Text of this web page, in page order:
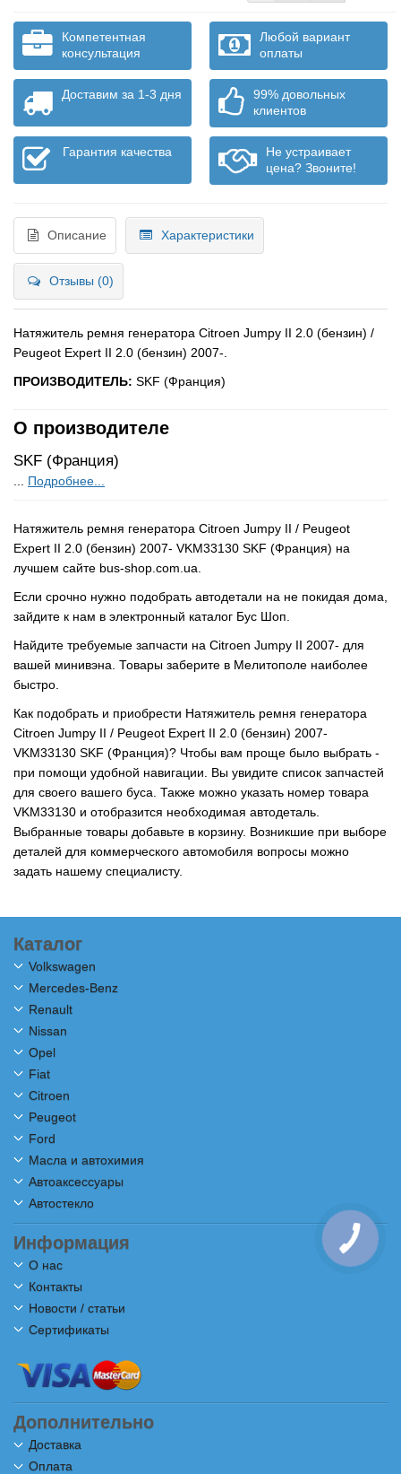
Компетентная
консультация
Любой вариант
оплаты
Доставим за 1-3 дня
99% довольных
клиентов
Гарантия качества
Не устраивает
цена? Звоните!
Описание Характеристики
Отзывы (0)
Натяжитель ремня генератора Citroen Jumpy II 2.0 (бензин) /
Peugeot Expert II 2.0 (бензин) 2007-.
ПРОИЗВОДИТЕЛЬ: SKF (Франция)
О производителе
SKF (Франция)
Подробнее...
Натяжитель ремня генератора Citroen Jumpy II / Peugeot
Expert II 2.0 (бензин) 2007- VKM33130 SKF (Франция) на
лучшем сайте bus-shop.com.ua.
Если срочно нужно подобрать автодетали на не покидая дома,
зайдите к нам в электронный каталог Бус Шоп.
Найдите требуемые запчасти на Citroen Jumpy II 2007- для
вашей минивэна. Товары заберите в Мелитополе наиболее
быстро.
Как подобрать и приобрести Натяжитель ремня генератора
Citroen Jumpy II / Peugeot Expert II 2.0 (бензин) 2007-
VKM33130 SKF (Франция)? Чтобы вам проще было выбрать -
при помощи удобной навигации. Вы увидите список запчастей
для своего вашего буса. Также можно указать номер товара
VKM33130 и отобразится необходимая автодеталь.
Выбранные товары добавьте в корзину. Возникшие при выборе
деталей для коммерческого автомобиля вопросы можно
задать нашему специалисту.
Каталог
Volkswagen
Mercedes-Benz
Renault
Nissan
Opel
Fiat
Citroen
Peugeot
Ford
Масла и автохимия
Автоаксессуары
Автостекло
Информация
О нас
Контакты
Новости / статьи
Сертификаты
Дополнительно
Доставка
Оплата